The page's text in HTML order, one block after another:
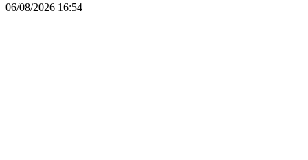
06/08/2026 16:54